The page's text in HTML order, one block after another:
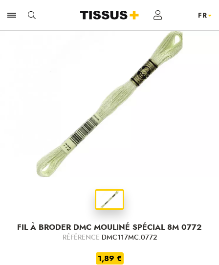
FIL À BRODER DMC MOULINÉ SPÉCIAL 8M 0772
RÉFÉRENCE DMC117MC.0772
1,89 €